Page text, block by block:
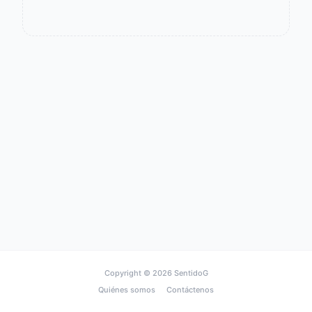
Copyright © 2026 SentidoG
Quiénes somos
Contáctenos